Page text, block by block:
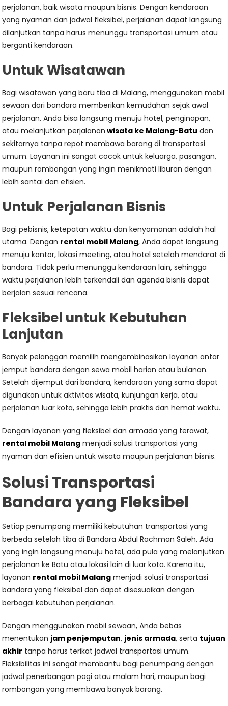
perjalanan, baik wisata maupun bisnis. Dengan kendaraan
yang nyaman dan jadwal fleksibel, perjalanan dapat langsung
dilanjutkan tanpa harus menunggu transportasi umum atau
berganti kendaraan.
Untuk Wisatawan
Bagi wisatawan yang baru tiba di Malang, menggunakan mobil
sewaan dari bandara memberikan kemudahan sejak awal
perjalanan. Anda bisa langsung menuju hotel, penginapan,
atau melanjutkan perjalanan wisata ke Malang-Batu dan
sekitarnya tanpa repot membawa barang di transportasi
umum. Layanan ini sangat cocok untuk keluarga, pasangan,
maupun rombongan yang ingin menikmati liburan dengan
lebih santai dan efisien.
Untuk Perjalanan Bisnis
Bagi pebisnis, ketepatan waktu dan kenyamanan adalah hal
utama. Dengan rental mobil Malang, Anda dapat langsung
menuju kantor, lokasi meeting, atau hotel setelah mendarat di
bandara. Tidak perlu menunggu kendaraan lain, sehingga
waktu perjalanan lebih terkendali dan agenda bisnis dapat
berjalan sesuai rencana.
Fleksibel untuk Kebutuhan
Lanjutan
Banyak pelanggan memilih mengombinasikan layanan antar
jemput bandara dengan sewa mobil harian atau bulanan.
Setelah dijemput dari bandara, kendaraan yang sama dapat
digunakan untuk aktivitas wisata, kunjungan kerja, atau
perjalanan luar kota, sehingga lebih praktis dan hemat waktu.
Dengan layanan yang fleksibel dan armada yang terawat,
rental mobil Malang menjadi solusi transportasi yang
nyaman dan efisien untuk wisata maupun perjalanan bisnis.
Solusi Transportasi
Bandara yang Fleksibel
Setiap penumpang memiliki kebutuhan transportasi yang
berbeda setelah tiba di Bandara Abdul Rachman Saleh. Ada
yang ingin langsung menuju hotel, ada pula yang melanjutkan
perjalanan ke Batu atau lokasi lain di luar kota. Karena itu,
layanan rental mobil Malang menjadi solusi transportasi
bandara yang fleksibel dan dapat disesuaikan dengan
berbagai kebutuhan perjalanan.
Dengan menggunakan mobil sewaan, Anda bebas
menentukan jam penjemputan, jenis armada, serta tujuan
akhir tanpa harus terikat jadwal transportasi umum.
Fleksibilitas ini sangat membantu bagi penumpang dengan
jadwal penerbangan pagi atau malam hari, maupun bagi
rombongan yang membawa banyak barang.